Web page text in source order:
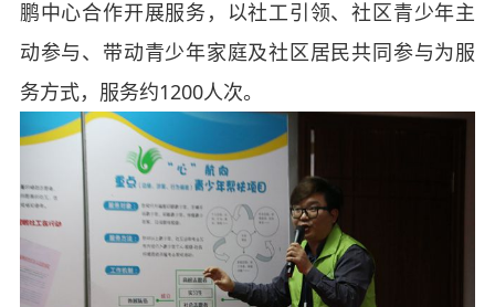
鹏中心合作开展服务，以社工引领、社区青少年主
动参与、带动青少年家庭及社区居民共同参与为服
务方式，服务约1200人次。